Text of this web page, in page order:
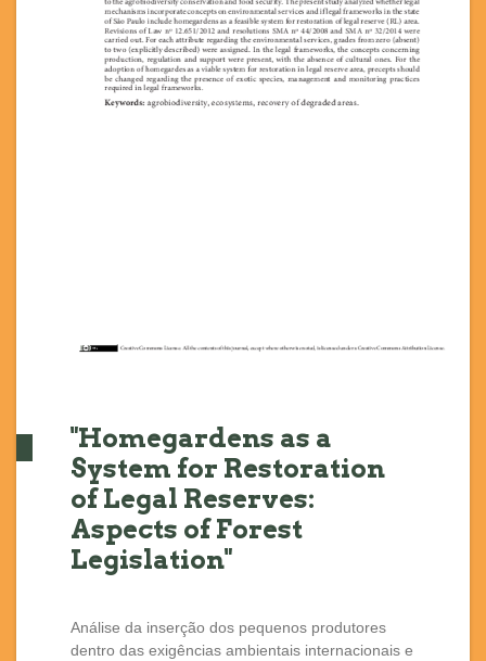
"Homegardens as a
System for Restoration
of Legal Reserves:
Aspects of Forest
Legislation"
Análise da inserção dos pequenos produtores
dentro das exigências ambientais internacionais e